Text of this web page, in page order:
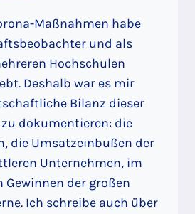
Maßnahmen habe
und als
Hochschulen
Deshalb war es mir
Bilanz dieser
dokumentieren: die
die Umsatzeinbußen der
Unternehmen, im
Gewinnen der großen
Ich schreibe auch über